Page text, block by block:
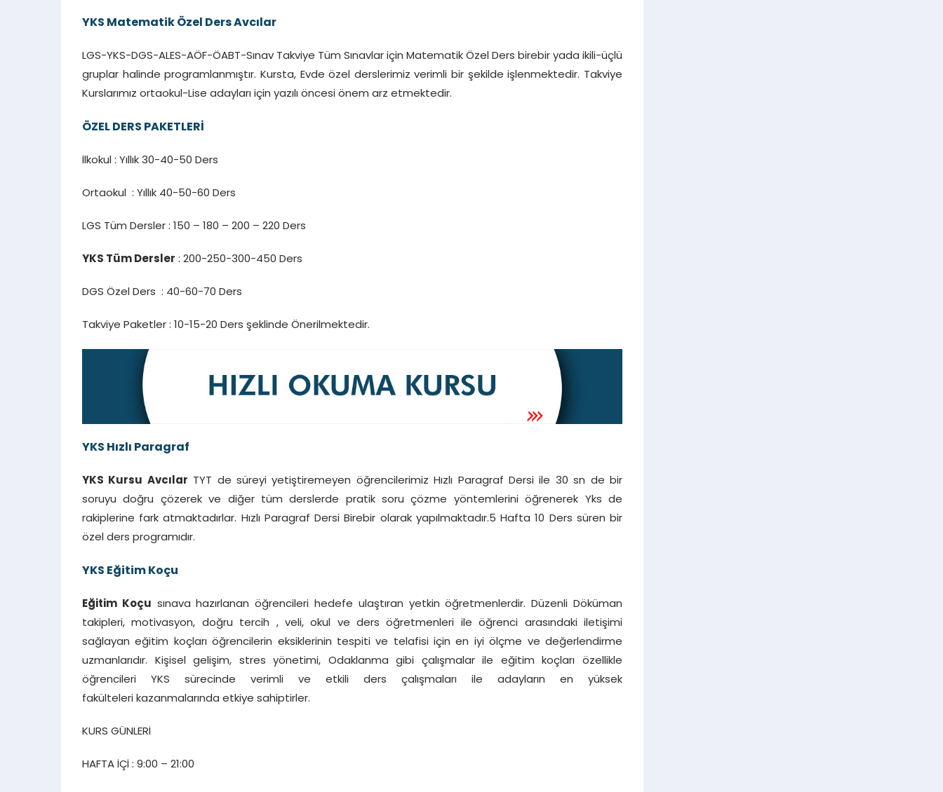
YKS Matematik Özel Ders Avcılar
LGS-YKS-DGS-ALES-AÖF-ÖABT-Sınav Takviye Tüm Sınavlar için Matematik Özel Ders birebir yada ikili-üçlü
gruplar halinde programlanmıştır. Kursta, Evde özel derslerimiz verimli bir şekilde işlenmektedir. Takviye
Kurslarımız ortaokul-Lise adayları için yazılı öncesi önem arz etmektedir.
ÖZEL DERS PAKETLERİ
İlkokul : Yıllık 30-40-50 Ders
Ortaokul : Yıllık 40-50-60 Ders
LGS Tüm Dersler : 150 – 180 – 200 – 220 Ders
YKS Tüm Dersler : 200-250-300-450 Ders
DGS Özel Ders : 40-60-70 Ders
Takviye Paketler : 10-15-20 Ders şeklinde Önerilmektedir.
YKS Hızlı Paragraf
YKS Kursu Avcılar TYT de süreyi yetiştiremeyen öğrencilerimiz Hızlı Paragraf Dersi ile 30 sn de bir
soruyu doğru çözerek ve diğer tüm derslerde pratik soru çözme yöntemlerini öğrenerek Yks de
rakiplerine fark atmaktadırlar. Hızlı Paragraf Dersi Birebir olarak yapılmaktadır.5 Hafta 10 Ders süren bir
özel ders programıdır.
YKS Eğitim Koçu
Eğitim Koçu sınava hazırlanan öğrencileri hedefe ulaştıran yetkin öğretmenlerdir. Düzenli Döküman
takipleri, motivasyon, doğru tercih , veli, okul ve ders öğretmenleri ile öğrenci arasındaki iletişimi
sağlayan eğitim koçları öğrencilerin eksiklerinin tespiti ve telafisi için en iyi ölçme ve değerlendirme
uzmanlarıdır. Kişisel gelişim, stres yönetimi, Odaklanma gibi çalışmalar ile eğitim koçları özellikle
öğrencileri YKS sürecinde verimli ve etkili ders çalışmaları ile adayların en yüksek
fakülteleri kazanmalarında etkiye sahiptirler.
KURS GÜNLERİ
HAFTA İÇİ : 9:00 – 21:00